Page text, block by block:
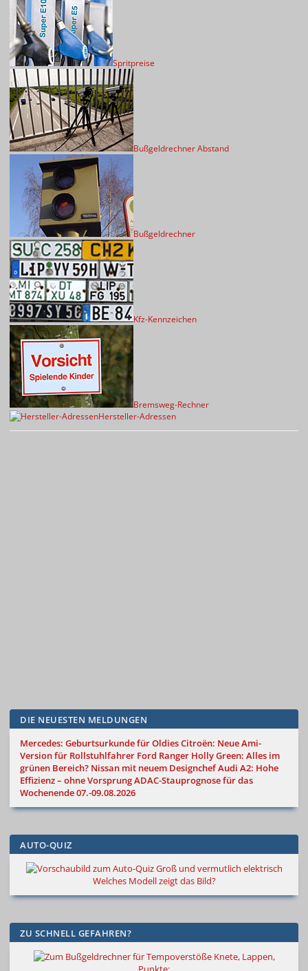
Spritpreise
Bußgeldrechner Abstand
Bußgeldrechner
Kfz-Kennzeichen
Bremsweg-Rechner
Hersteller-Adressen
DIE NEUESTEN MELDUNGEN
Mercedes: Geburtsurkunde für OldiesCitroën: Neue Ami-
Version für Rollstuhlfahrer Ford Ranger Holly Green: Alles im
grünen Bereich? Nissan mit neuem DesignchefAudi A2: Hohe
Effizienz – ohne VorsprungADAC-Stauprognose für das
Wochenende 07.-09.08.2026
AUTO-QUIZ
Groß und vermutlich elektrisch
Welches Modell zeigt das Bild?
ZU SCHNELL GEFAHREN?
Knete, Lappen,